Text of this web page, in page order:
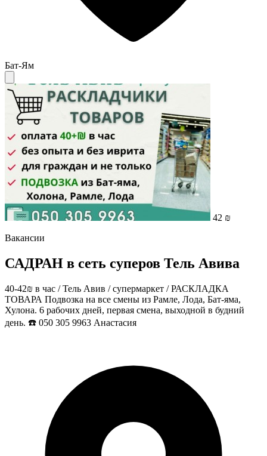
Бат-Ям
42 ₪
Вакансии
САДРАН в сеть суперов Тель Авива
40-42₪ в час / Тель Авив / супермаркет / РАСКЛАДКА
ТОВАРА Подвозка на все смены из Рамле, Лода, Бат-яма,
Хулона. 6 рабочих дней, первая смена, выходной в будний
день. ☎️ 050 305 9963 Анастасия